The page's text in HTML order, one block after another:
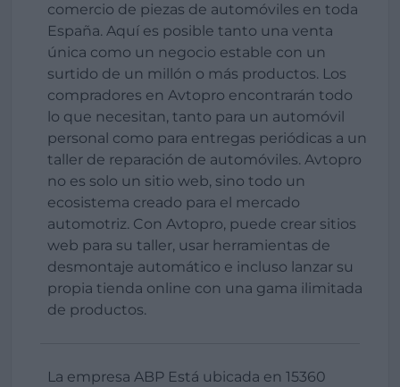
comercio de piezas de automóviles en toda
España. Aquí es posible tanto una venta
única como un negocio estable con un
surtido de un millón o más productos. Los
compradores en Avtopro encontrarán todo
lo que necesitan, tanto para un automóvil
personal como para entregas periódicas a un
taller de reparación de automóviles. Avtopro
no es solo un sitio web, sino todo un
ecosistema creado para el mercado
automotriz. Con Avtopro, puede crear sitios
web para su taller, usar herramientas de
desmontaje automático e incluso lanzar su
propia tienda online con una gama ilimitada
de productos.
La empresa ABP Está ubicada en 15360